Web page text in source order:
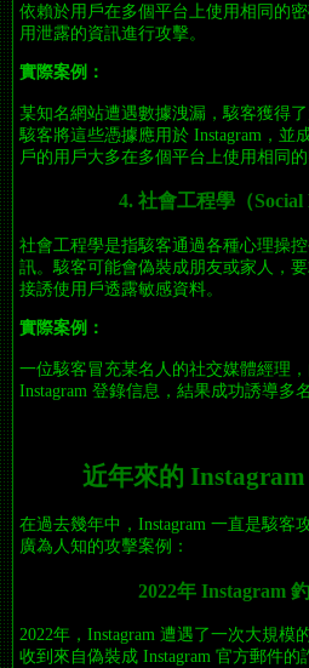
依賴於用戶在多個平台上使用相同的
用泄露的資訊進行攻擊。
實際案例：
某知名網站遭遇數據洩漏，駭客獲得
駭客將這些憑據應用於 Instagram，並
戶的用戶大多在多個平台上使用相同的
4. 社會工程學（Social
社會工程學是指駭客通過各種心理操
訊。駭客可能會偽裝成朋友或家人，
接誘使用戶透露敏感資料。
實際案例：
一位駭客冒充某名人的社交媒體經理
Instagram 登錄信息，結果成功誘導多
近年來的
在過去幾年中，Instagram 一直是駭客
廣為人知的攻擊案例：
2022年 Instagram
2022年，Instagram 遭遇了一次大規模
收到來自偽裝成 Instagram 官方郵件